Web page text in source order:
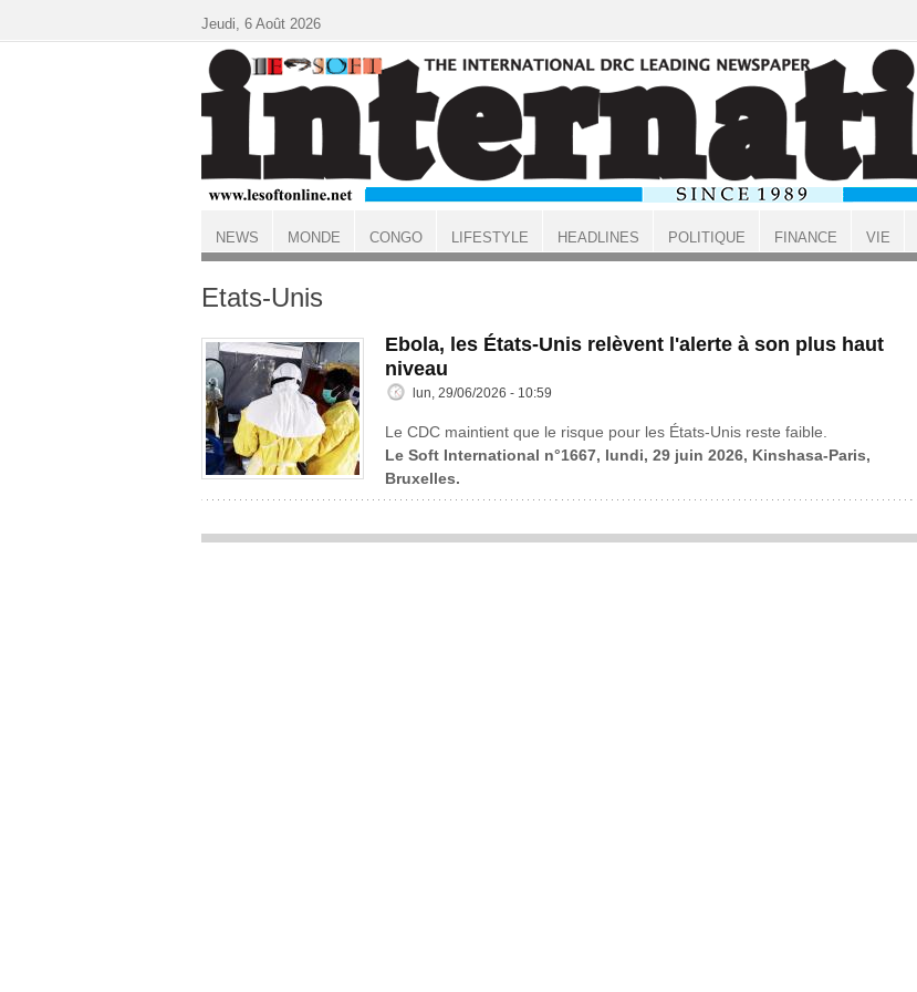
ACCUEIL
Etats-Unis
Ebola, les États-Unis relèvent l'alerte à son plus haut
niveau
lun, 29/06/2026 - 10:59
Le CDC maintient que le risque pour les États-Unis reste faible.
Le Soft International n°1667, lundi, 29 juin 2026, Kinshasa-Paris,
Bruxelles.
Jeudi, 6 Août 2026
NEWS MONDE CONGO LIFESTYLE HEADLINES POLITIQUE FINANCE VIE